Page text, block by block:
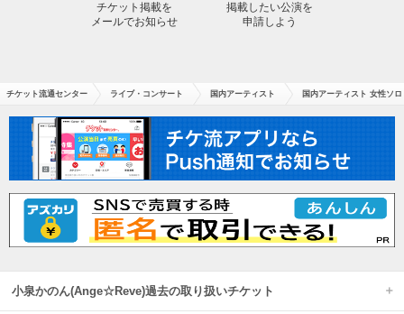
チケット掲載を
メールでお知らせ
掲載したい公演を
申請しよう
チケット流通センター ライブ・コンサート 国内アーティスト 国内アーティスト 女性ソロ
小泉かのん(Ange☆Reve)過去の取り扱いチケット